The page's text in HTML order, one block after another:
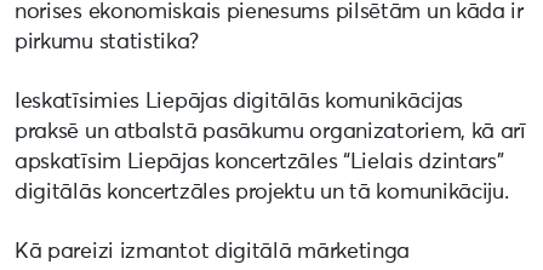
norises ekonomiskais pienesums pilsētām un kāda ir
pirkumu statistika?
Ieskatīsimies Liepājas digitālās komunikācijas
praksē un atbalstā pasākumu organizatoriem, kā arī
apskatīsim Liepājas koncertzāles “Lielais dzintars”
digitālās koncertzāles projektu un tā komunikāciju.
Kā pareizi izmantot digitālā mārketinga